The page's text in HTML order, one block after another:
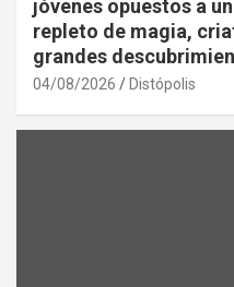
jóvenes opuestos a
repleto de magia,
grandes
04/08/2026 Distópolis